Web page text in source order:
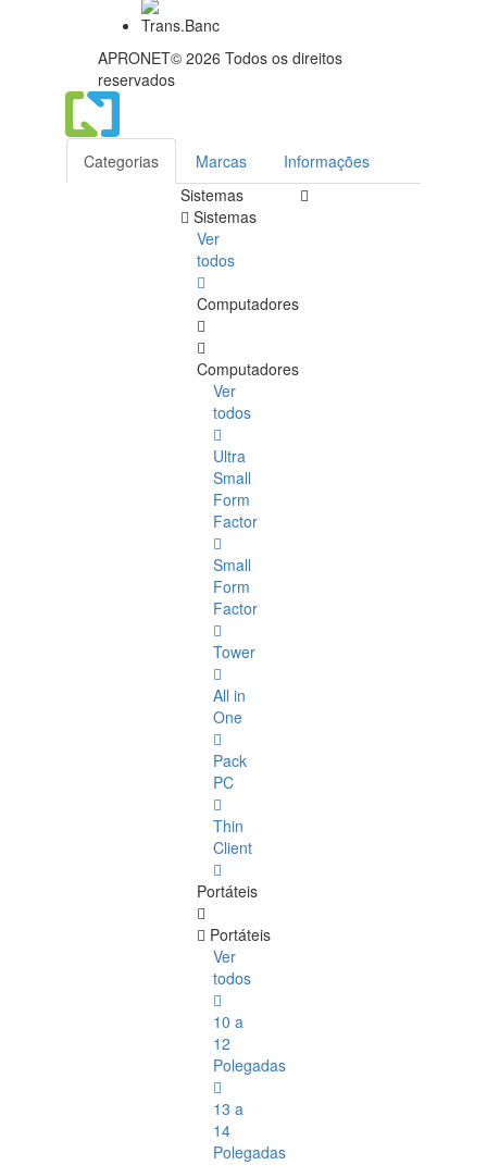
APRONET© 2026 Todos os direitos
reservados
Categorias Marcas
Informações
Sistemas
Sistemas
Ver
todos
Computadores
Computadores
Ver
todos
Ultra
Small
Form
Factor
Small
Form
Factor
Tower
All in
One
Pack
PC
Thin
Client
Portáteis
Portáteis
Ver
todos
10 a
12
Polegadas
13 a
14
Polegadas